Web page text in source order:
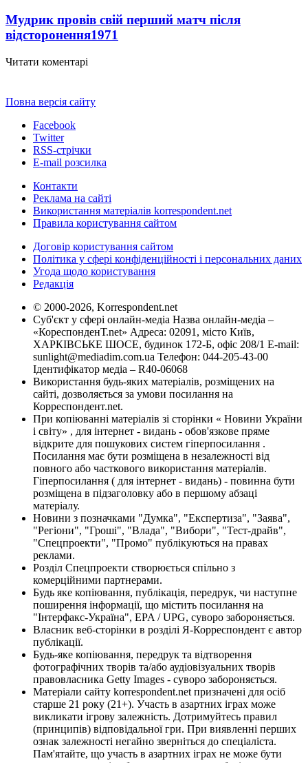
Мудрик провів свій перший матч після
відсторонення1971
Читати коментарі
Повна версія сайту
Facebook
Twitter
RSS-стрічки
E-mail розсилка
Контакти
Реклама на сайті
Використання матеріалів korrespondent.net
Правила користування сайтом
Договір користування сайтом
Політика у сфері конфіденційності і персональних даних
Угода щодо користування
Редакція
© 2000-2026, Korrespondent.net
Суб'єкт у сфері онлайн-медіа Назва онлайн-медіа –
«КореспонденТ.net» Адреса: 02091, місто Київ,
ХАРКІВСЬКЕ ШОСЕ, будинок 172-Б, офіс 208/1 E-mail:
sunlight@mediadim.com.ua Телефон: 044-205-43-00
Ідентифікатор медіа – R40-06068
Використання будь-яких матеріалів, розміщених на
сайті, дозволяється за умови посилання на
Корреспондент.net.
При копіюванні матеріалів зі сторінки « Новини України
і світу» , для інтернет - видань - обов'язкове пряме
відкрите для пошукових систем гіперпосилання .
Посилання має бути розміщена в незалежності від
повного або часткового використання матеріалів.
Гіперпосилання ( для інтернет - видань) - повинна бути
розміщена в підзаголовку або в першому абзаці
матеріалу.
Новини з позначками "Думка", "Експертиза", "Заява",
"Регіони", "Гроші", "Влада", "Вибори", "Тест-драйв",
"Спецпроекти", "Промо" публікуються на правах
реклами.
Розділ Спецпроекти створюється спільно з
комерційними партнерами.
Будь яке копіювання, публікація, передрук, чи наступне
поширення інформації, що містить посилання на
"Інтерфакс-Україна", EPA / UPG, суворо забороняється.
Власник веб-сторінки в розділі Я-Корреспондент є автор
публікації.
Будь-яке копіювання, передрук та відтворення
фотографічних творів та/або аудіовізуальних творів
правовласника Getty Images - суворо забороняється.
Матеріали сайту korrespondent.net призначені для осіб
старше 21 року (21+). Участь в азартних іграх може
викликати ігрову залежність. Дотримуйтесь правил
(принципів) відповідальної гри. При виявленні перших
ознак залежності негайно зверніться до спеціаліста.
Пам'ятайте, що участь в азартних іграх не може бути